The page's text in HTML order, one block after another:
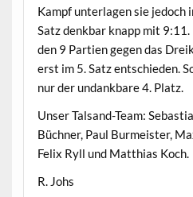
Kampf unterlagen sie jedoch
Satz denkbar knapp mit
den 9 Partien gegen das
erst im 5. Satz entschieden.
nur der undankbare 4. Platz.
Unser Talsand-Team:
Büchner, Paul Burmeister,
Felix Ryll und Matthias Koch.
R. Johs